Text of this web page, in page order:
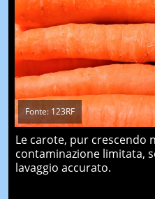
Fonte: 123RF
Le carote, pur crescendo
contaminazione limitata,
lavaggio accurato.